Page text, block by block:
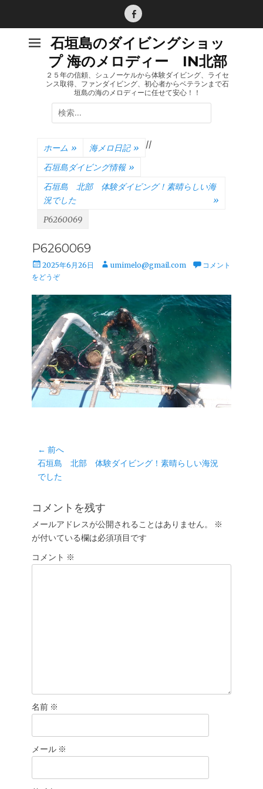
Facebook
石垣島のダイビングショッ
プ 海のメロディー IN北部
２５年の信頼、シュノーケルから体験ダイビング、ライセ
ンス取得、ファンダイビング、初心者からベテランまで石
垣島の海のメロディーに任せて安心！！
検
索:
ホーム » 海メロ日記 » /
石垣島ダイビング情報 »
/
石垣島 北部 体験ダイビング！素晴らしい海
況でした
»
P6260069
P6260069
投
稿
2025年6月26日
投 umimelo@gmail.com
コメント
をどうぞ
投
稿
ナ
ゲ
ー
シ
ョ
← 前へ
前
の
稿:
石垣島 北部 体験ダイビング！素晴らしい海況
でした
コメントを残す
メールアドレスが公開されることはありません。
※
が付いている欄は必須項目です
コメント ※
名前 ※
メール ※